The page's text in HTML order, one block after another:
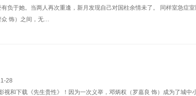
负于她。当两人再次重逢，新月发现自己对国柱余情未了。 同样室急症
众 饰）之间，无…
28
视和下载《先生贵性》！因为一次义举，邓炳权（罗嘉良 饰）成为了城中